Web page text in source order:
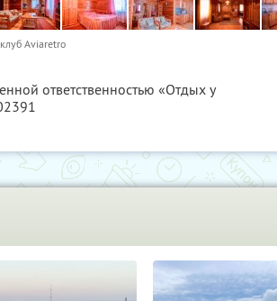
Aviaretro
ответственностью «Отдых у